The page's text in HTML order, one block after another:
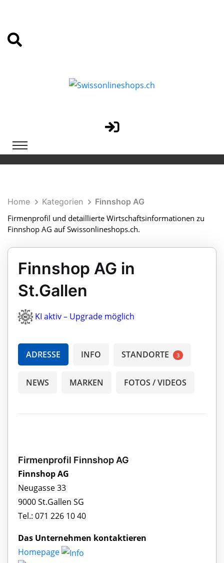
Home Kategorien
Finnshop AG
Firmenprofil und detaillierte Wirtschaftsinformationen zu
Finnshop AG auf Swissonlineshops.ch.
Finnshop AG in
St.Gallen
KI aktiv – Upgrade möglich
ADRESSE INFO STANDORTE 3
NEWS MARKEN FOTOS / VIDEOS
Firmenprofil Finnshop AG
Finnshop AG
Neugasse 33
9000 St.Gallen SG
Tel.: 071 226 10 40
Das Unternehmen kontaktieren
Homepage